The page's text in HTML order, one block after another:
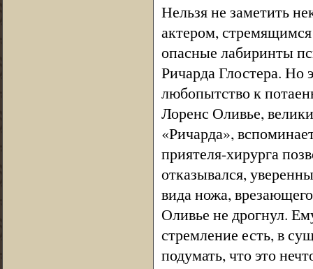
Нельзя не заметить
актером,
опасные лабиринты
Ричарда Глостера. Но
любопытство к
Лоренс Оливье,
«Ричарда»,
приятеля-хирурга
отказывался,
вида ножа,
Оливье не дрогнул.
стремление есть, в
подумать, что это